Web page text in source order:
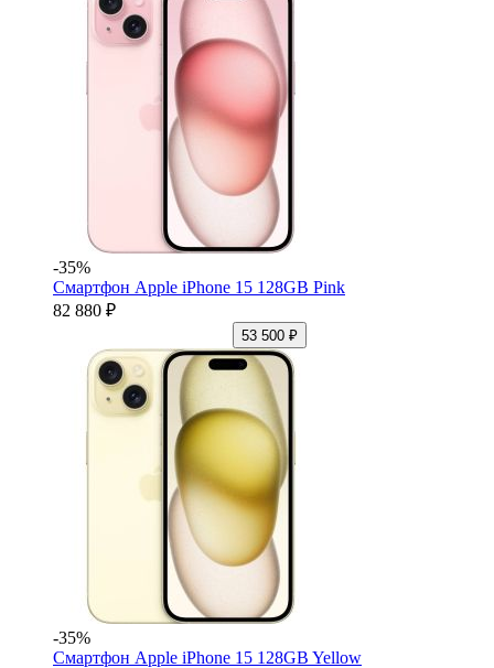
-35%
Смартфон Apple iPhone 15 128GB Pink
82 880 ₽
53 500 ₽
-35%
Смартфон Apple iPhone 15 128GB Yellow